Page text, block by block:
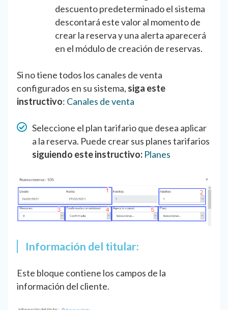
descuento predeterminado el sistema
descontará este valor al momento de
crear la reserva y una alerta aparecerá
en el módulo de creación de reservas.
Si no tiene todos los canales de venta
configurados en su sistema, siga este
instructivo: Canales de venta
Seleccione el plan tarifario que desea aplicar
a la reserva. Puede crear sus planes tarifarios
siguiendo este instructivo: Planes
Información del titular:
Este bloque contiene los campos de la
información del cliente.